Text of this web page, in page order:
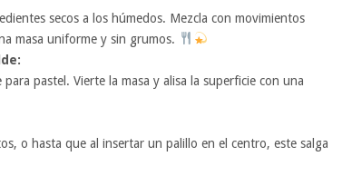
secos a los húmedos. Mezcla con movimientos
masa uniforme y sin grumos.
pastel. Vierte la masa y alisa la superficie con una
o hasta que al insertar un palillo en el centro, este salga